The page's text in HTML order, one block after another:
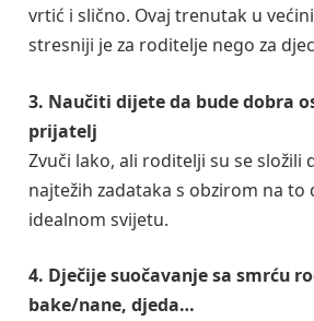
vrtić i slično. Ovaj trenutak u
stresniji je za roditelje nego za
3. Naučiti dijete da bude dobra
prijatelj
Zvuči lako, ali roditelji su se složili
najtežih zadataka s obzirom na to
idealnom svijetu.
4. Dječije suočavanje sa smrću
bake/nane, djeda…